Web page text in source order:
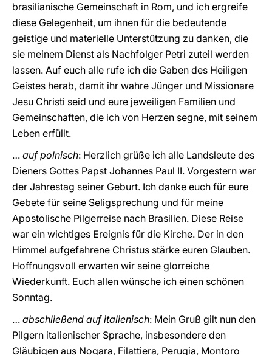
brasilianische Gemeinschaft in Rom, und ich ergreife
diese Gelegenheit, um ihnen für die bedeutende
geistige und materielle Unterstützung zu danken, die
sie meinem Dienst als Nachfolger Petri zuteil werden
lassen. Auf euch alle rufe ich die Gaben des Heiligen
Geistes herab, damit ihr wahre Jünger und Missionare
Jesu Christi seid und eure jeweiligen Familien und
Gemeinschaften, die ich von Herzen segne, mit seinem
Leben erfüllt.
… auf polnisch: Herzlich grüße ich alle Landsleute des
Dieners Gottes Papst Johannes Paul II. Vorgestern war
der Jahrestag seiner Geburt. Ich danke euch für eure
Gebete für seine Seligsprechung und für meine
Apostolische Pilgerreise nach Brasilien. Diese Reise
war ein wichtiges Ereignis für die Kirche. Der in den
Himmel aufgefahrene Christus stärke euren Glauben.
Hoffnungsvoll erwarten wir seine glorreiche
Wiederkunft. Euch allen wünsche ich einen schönen
Sonntag.
… abschließend auf italienisch: Mein Gruß gilt nun den
Pilgern italienischer Sprache, insbesondere den
Gläubigen aus Nogara, Filattiera, Perugia, Montoro